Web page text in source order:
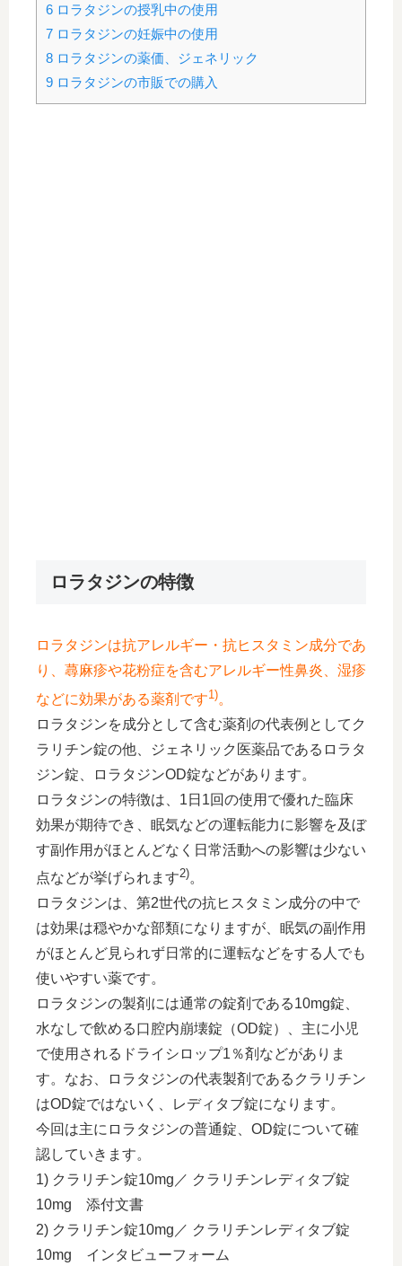
6 ロラタジンの授乳中の使用
7 ロラタジンの妊娠中の使用
8 ロラタジンの薬価、ジェネリック
9 ロラタジンの市販での購入
ロラタジンの特徴
ロラタジンは抗アレルギー・抗ヒスタミン成分であ
り、蕁麻疹や花粉症を含むアレルギー性鼻炎、湿疹
などに効果がある薬剤です1)。
ロラタジンを成分として含む薬剤の代表例としてク
ラリチン錠の他、ジェネリック医薬品であるロラタ
ジン錠、ロラタジンOD錠などがあります。
ロラタジンの特徴は、1日1回の使用で優れた臨床
効果が期待でき、眠気などの運転能力に影響を及ぼ
す副作用がほとんどなく日常活動への影響は少ない
点などが挙げられます2)。
ロラタジンは、第2世代の抗ヒスタミン成分の中で
は効果は穏やかな部類になりますが、眠気の副作用
がほとんど見られず日常的に運転などをする人でも
使いやすい薬です。
ロラタジンの製剤には通常の錠剤である10mg錠、
水なしで飲める口腔内崩壊錠（OD錠）、主に小児
で使用されるドライシロップ1％剤などがありま
す。なお、ロラタジンの代表製剤であるクラリチン
はOD錠ではないく、レディタブ錠になります。
今回は主にロラタジンの普通錠、OD錠について確
認していきます。
1) クラリチン錠10mg／ クラリチンレディタブ錠
10mg 添付文書
2) クラリチン錠10mg／ クラリチンレディタブ錠
10mg インタビューフォーム